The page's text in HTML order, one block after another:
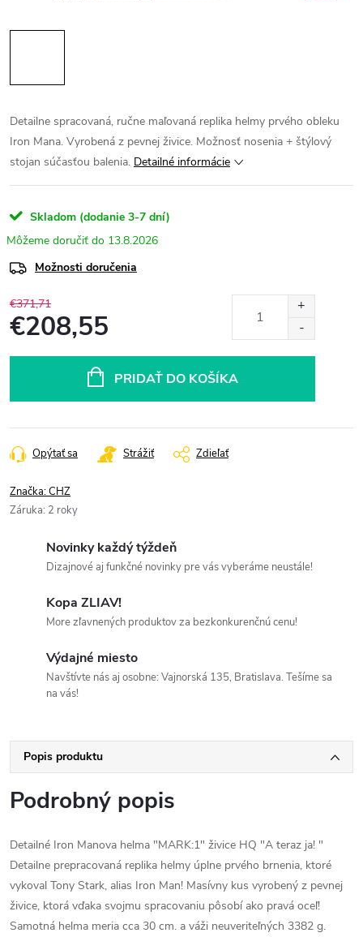
Detailne spracovaná, ručne maľovaná replika helmy prvého obleku
Iron Mana. Vyrobená z pevnej živice. Možnosť nosenia + štýlový
stojan súčasťou balenia. Detailné informácie
Skladom (dodanie 3-7 dní)
13.8.2026
Možnosti doručenia
€371,71
€208,55
PRIDAŤ DO KOŠÍKA
Opýtať sa Strážiť Zdieľať
Značka:CHZ
Záruka: 2 roky
Novinky každý týždeň
Dizajnové aj funkčné novinky pre vás vyberáme neustále!
Kopa ZLIAV!
More zľavnených produktov za bezkonkurenčnú cenu!
Výdajné miesto
Navštívte nás aj osobne: Vajnorská 135, Bratislava. Tešíme sa
na vás!
Popis produktu
Podrobný popis
Detailné Iron Manova helma "MARK:1" živice HQ "A teraz ja! "
Detailne prepracovaná replika helmy úplne prvého brnenia, ktoré
vykoval Tony Stark, alias Iron Man! Masívny kus vyrobený z pevnej
živice, ktorá vďaka svojmu spracovaniu pôsobí ako pravá oceľ!
Samotná helma meria cca 30 cm. a váži neuveriteľných 3382 g.